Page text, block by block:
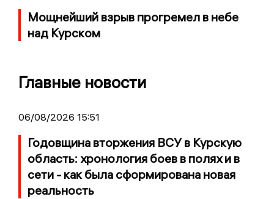
Мощнейший взрыв прогремел в небе
над Курском
Главные новости
06/08/2026 15:51
Годовщина вторжения ВСУ в Курскую
область: хронология боев в полях и в
сети - как была сформирована новая
реальность